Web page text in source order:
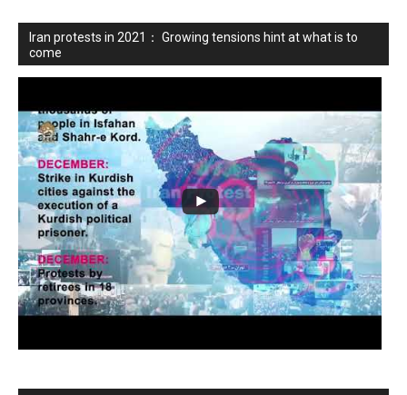
Iran protests in 2021： Growing tensions hint at what is to
come